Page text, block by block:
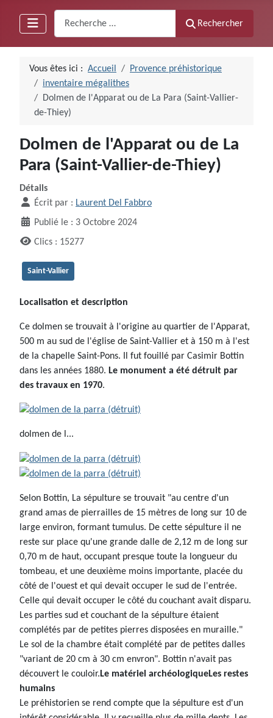
Rechercher
Vous êtes ici : Accueil
Provence préhistorique
inventaire mégalithes
Dolmen de l'Apparat ou de La Para (Saint-Vallier-
de-Thiey)
Dolmen de l'Apparat ou de La
Para (Saint-Vallier-de-Thiey)
Détails
Écrit par : Laurent Del Fabbro
Publié le : 3 Octobre 2024
Clics : 15277
Saint-Vallier
Localisation et description
Ce dolmen se trouvait à l'origine au quartier de l'Apparat,
500 m au sud de l'église de Saint-Vallier et à 150 m à l'est
de la chapelle Saint-Pons. Il fut fouillé par Casimir Bottin
dans les années 1880. Le monument a été détruit par
des travaux en 1970.
dolmen de l...
Selon Bottin, La sépulture se trouvait "au centre d'un
grand amas de pierrailles de 15 mètres de long sur 10 de
large environ, formant tumulus. De cette sépulture il ne
reste sur place qu'une grande dalle de 2,12 m de long sur
0,70 m de haut, occupant presque toute la longueur du
tombeau, et une deuxième moins importante, placée du
côté de l'ouest et qui devait occuper le sud de l'entrée.
Celle qui devait occuper le côté du couchant avait disparu.
Les parties sud et couchant de la sépulture étaient
complétés par de petites pierres disposées en muraille."
Le sol de la chambre était complété par de petites dalles
"variant de 20 cm à 30 cm envron". Bottin n'avait pas
découvert le couloir. Le matériel archéologiqueLes restes
humains
Le préhistorien se rend compte que la sépulture est d'un